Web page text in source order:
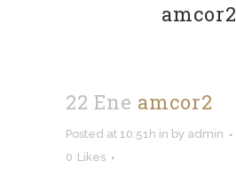
amcor2
22 Ene amcor2
Posted at 10:51h in by admin
0 Likes